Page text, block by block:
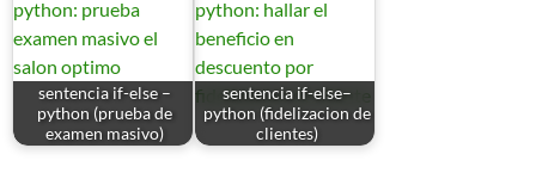
sentencia if-else –
python (prueba de
examen masivo)
sentencia if-else–
python (fidelizacion de
clientes)